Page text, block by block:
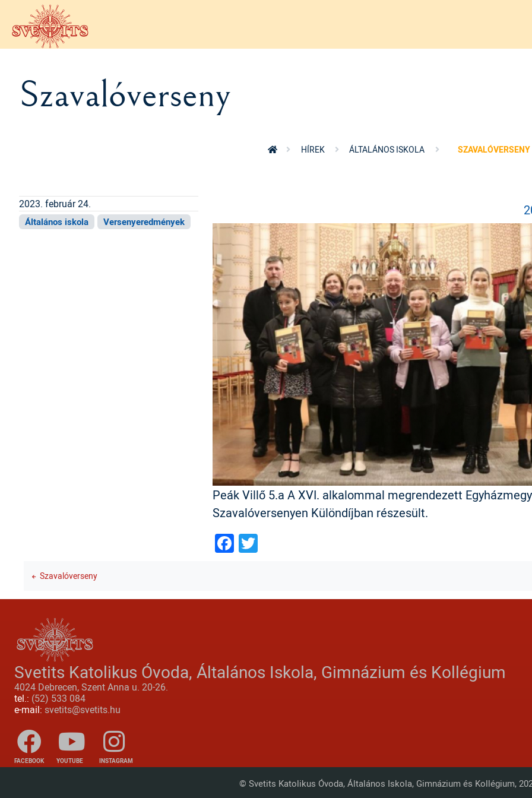
Ugrás a tartalomra
Szavalóverseny
HÍREK ÁLTALÁNOS ISKOLA SZAVALÓVERSENY
Peák Villő 5.a A XVI. alkalommal megrendezett
Szavalóversenyen Különdíjban részesült.
Facebook
2023. február 24.
Általános iskola Versenyeredmények
Szavalóverseny
Svetits Katolikus Óvoda, Általános Iskola, Gimnázium és Kollégium
4024 Debrecen, Szent Anna u. 20-26.
tel.: (52) 533 084
e-mail: svetits@svetits.hu
FACEBOOK YOUTUBE INSTAGRAM
© Svetits Katolikus Óvoda, Általános Iskola, Gimnázium és Kollégium,